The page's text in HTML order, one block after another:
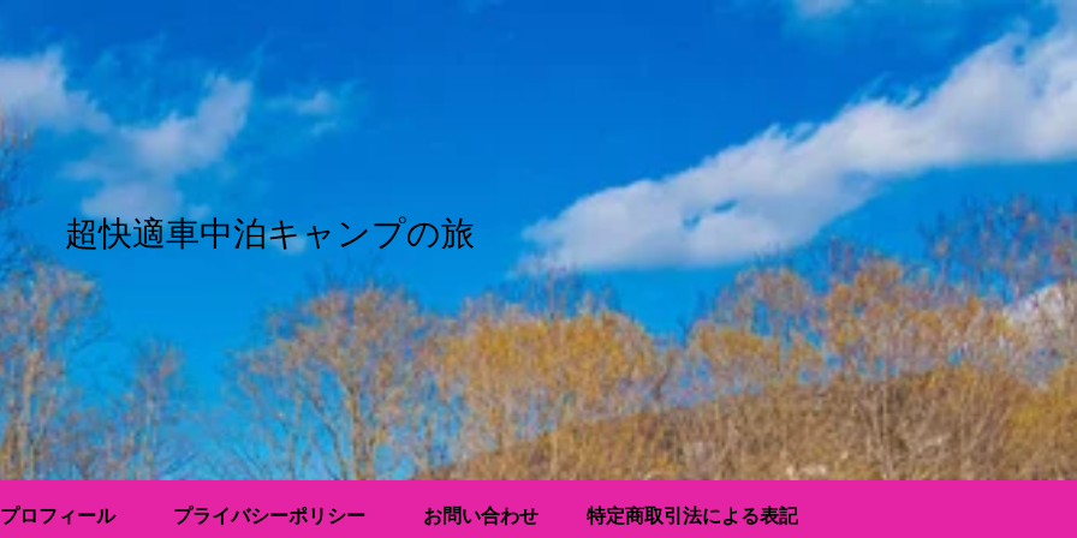
超快適車中泊キャンプの旅
プロフィール プライバシーポリシー お問い合わせ 特定商取引法による表記